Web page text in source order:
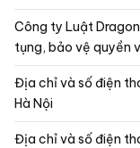
Công ty Luật
tụng, bảo vệ quyền
Địa chỉ và số điện
Hà Nội
Địa chỉ và số điện thoại